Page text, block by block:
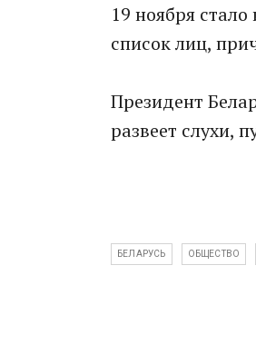
19 ноября
список лиц,
Президент
развеет слухи,
БЕЛАРУСЬ ОБЩЕСТВО